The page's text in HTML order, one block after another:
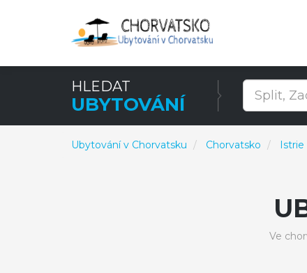
HLEDAT
UBYTOVÁNÍ
Ubytování v Chorvatsku Chorvatsko Istrie
Ve